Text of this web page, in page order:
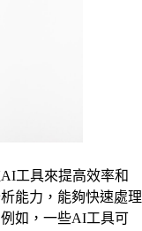
工具來提高效率和
能力，能夠快速處理
如，一些AI工具可